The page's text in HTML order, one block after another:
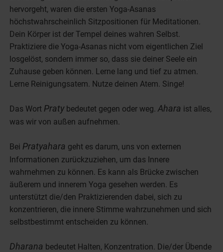
hervorgeht, waren die ersten Yoga-Asanas
höchstwahrscheinlich Sitzpositionen für Meditationen.
Dein Körper ist der Tempel deines wahren Selbst.
Praktiziere die Yoga-Asanas nicht vom eigentlichen Ziel
losgelöst, sondern immer so, dass sie deiner Seele ein
Zuhause geben können. Lerne lang und tief zu atmen.
Lerne Reinigungsatem. Nutze deinen Atem. Singe!
Das Wort Pratybedeutet gegen oder weg.Ahara ist alles,
was wir von außen aufnehmen.
Bei Pratyahara geht es darum, uns von externen
Informationen zurückzuziehen, um das Innere
wahrnehmen zu können. Es kann als Brücke zwischen
äußerem und innerem Yoga gesehen werden. Es
unterstützt die/den Praktizierenden dabei, sich zu
konzentrieren, die innere Stimme wahrzunehmen und sich
selbstbestimmt entscheiden zu können.
Dharana bedeutet Halten, Konzentration. Die/der Übende